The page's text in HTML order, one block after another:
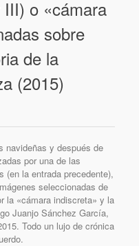
o «cámara
sobre
de la
(2015)
navideñas y después de
por una de las
(en la entrada precedente),
seleccionadas de
la «cámara indiscreta» y la
Juanjo Sánchez García,
Todo un lujo de crónica